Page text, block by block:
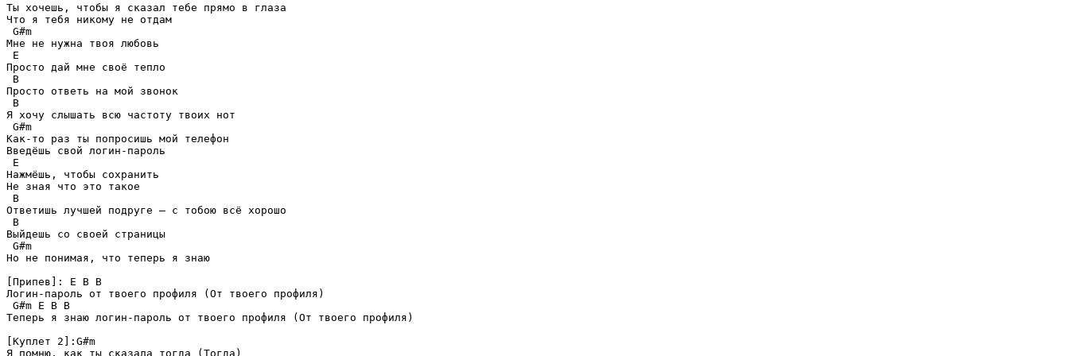
Ты хочешь, чтобы я сказал тебе прямо в глаза
Что я тебя никому не отдам
G#m
Мне не нужна твоя любовь
E
Просто дай мне своё тепло
B
Просто ответь на мой звонок
B
Я хочу слышать всю частоту твоих нот
G#m
Как-то раз ты попросишь мой телефон
Введёшь свой логин-пароль
E
Нажмёшь, чтобы сохранить
Не зная что это такое
B
Ответишь лучшей подруге — с тобою всё хорошо
B
Выйдешь со своей страницы
G#m
Но не понимая, что теперь я знаю
[Припев]: E B B
Логин-пароль от твоего профиля (От твоего профиля)
G#m E B B
Теперь я знаю логин-пароль от твоего профиля (От твоего профиля)
[Куплет 2]:G#m
Я помню, как ты сказала тогда (Тогда)